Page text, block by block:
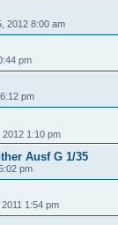
2012 8:00 am
pm
pm
1:10 pm
Ausf G 1/35
pm
1:54 pm